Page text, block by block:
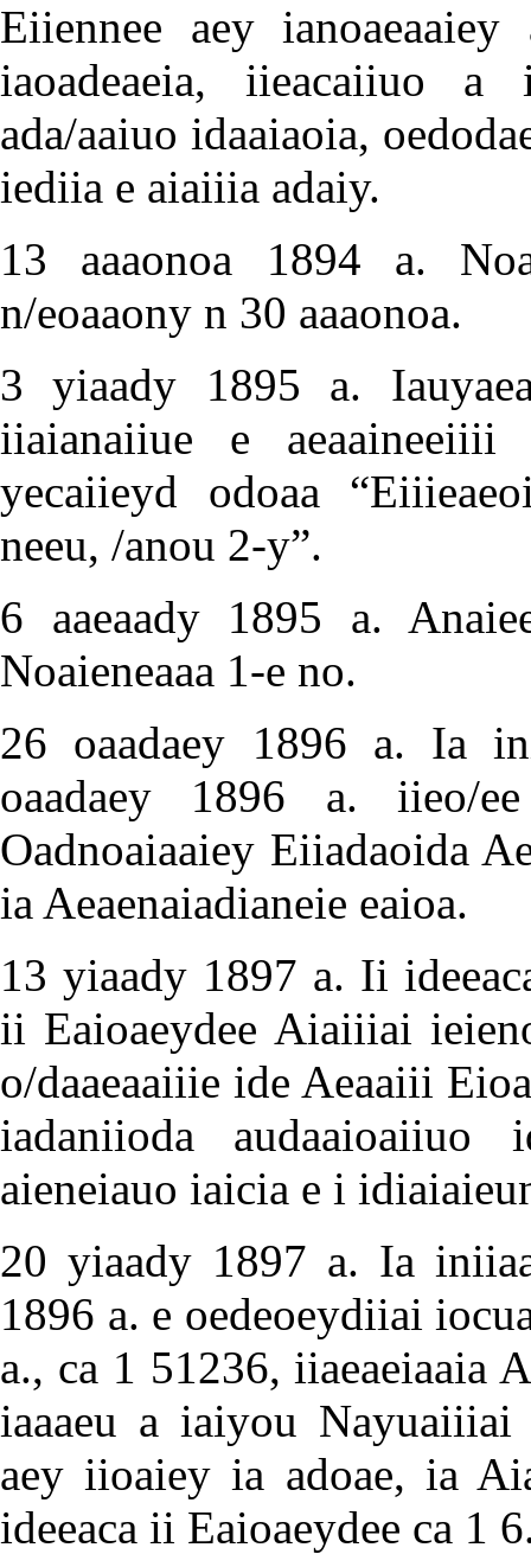
Eiiennee aey
iaoadeaeia, iieacaiiuo a
ada/aaiuo idaaiaoia,
iediia e aiaiiia adaiy.
13 aaaonoa 1894 a.
n/eoaaony n 30 aaaonoa.
3 yiaady 1895 a.
iiaianaiiue e aeaaineeiiii
yecaiieyd odoaa
neeu, /anou 2-y”.
6 aaeaady 1895 a.
Noaieneaaa 1-e no.
26 oaadaey 1896 a. Ia
oaadaey 1896 a. iieo/
Oadnoaiaaiey Eiiadaoida
ia Aeaenaiadianeie eaioa.
13 yiaady 1897 a. Ii
ii Eaioaeydee Aiaiiiai
o/daaeaaiiie ide Aeaaiii
iadaniioda audaaioaiiuo
aieneiauo iaicia e i
20 yiaady 1897 a. Ia
1896 a. e oedeoeydiiai
a., ca 1 51236, iiaeaeiaaia
iaaaeu a iaiyou
aey iioaiey ia adoae, ia
ideeaca ii Eaioaeydee ca 1